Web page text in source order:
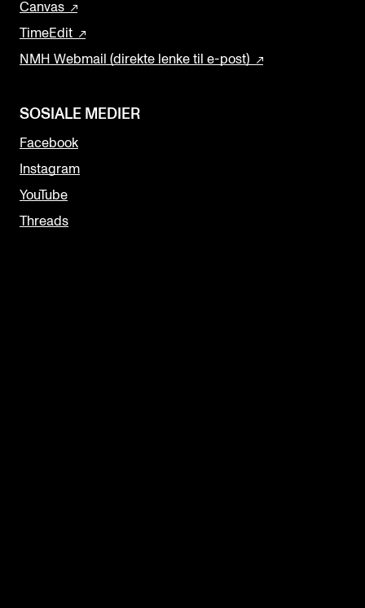
Canvas
TimeEdit
NMH Webmail (direkte lenke til e-post)
SOSIALE MEDIER
Facebook
Instagram
YouTube
Threads